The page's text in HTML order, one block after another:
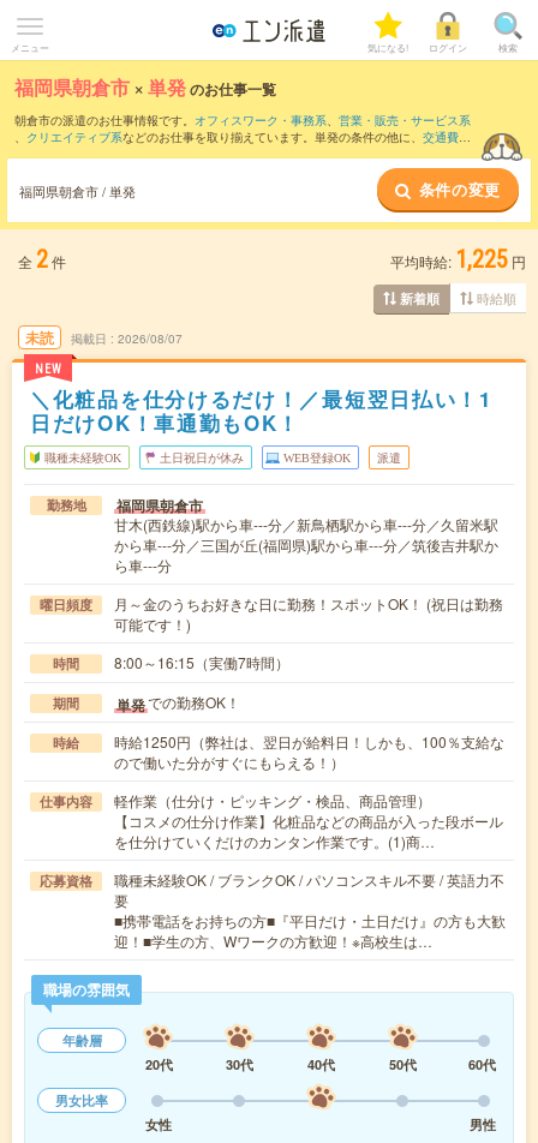
メニュー 気になる! ログイン 検索
福岡県朝倉市 ×単発のお仕事一覧
朝倉市の派遣のお仕事情報です。 オフィスワーク・事務系、 営業・販売・サービス系
、 クリエイティブ系などのお仕事を取り揃えています。単発の条件の他に、 交通費別
福岡県朝倉市 / 単発 条件の変更
全 2件 平均時給: 1,225 円
新着順 時給順
未読
NEW
掲載日 2026/08/07
＼化粧品を仕分けるだけ！／最短翌日払い！1
日だけOK！車通勤もOK！
職種未経験OK 土日祝日が休み WEB登録OK 派遣
勤務地 福岡県朝倉市
甘木(西鉄線)駅から車---分／新鳥栖駅から車---分／久留米駅
から車---分／三国が丘(福岡県)駅から車---分／筑後吉井駅か
ら車---分
曜日頻度
月～金のうちお好きな日に勤務！スポットOK！ (祝日は勤務
可能です！)
時間 8:00～16:15（実働7時間）
期間 単発での勤務OK！
時給
時給1250円（弊社は、翌日が給料日！しかも、100％支給な
ので働いた分がすぐにもらえる！）
仕事内容
軽作業（仕分け・ピッキング・検品、商品管理）
【コスメの仕分け作業】化粧品などの商品が入った段ボール
を仕分けていくだけのカンタン作業です。(1)商…
応募資格
職種未経験OK / ブランクOK / パソコンスキル不要 / 英語力不
要
■携帯電話をお持ちの方■『平日だけ・土日だけ』の方も大歓
迎！■学生の方、Wワークの方歓迎！※高校生は…
職場の雰囲気
年齢層
20代
30代 40代 50代
60代
男女比率
女性
男性